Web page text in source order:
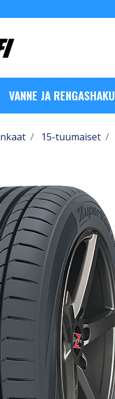
VANNE JA RENGASHAKU
15-tuumaiset